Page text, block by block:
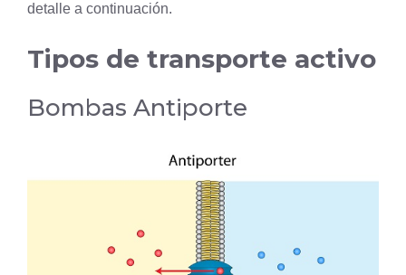
detalle a continuación.
Tipos de transporte activo
Bombas Antiporte